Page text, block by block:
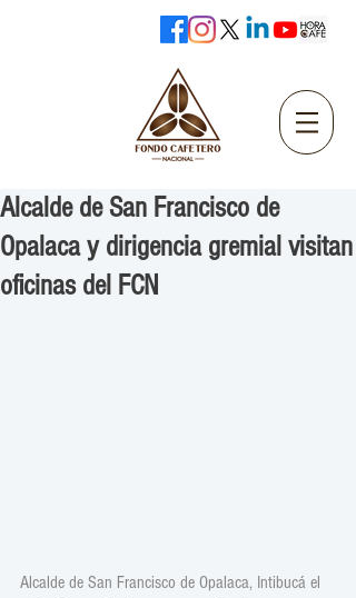
Alcalde de San Francisco de
Opalaca y dirigencia gremial visitan
oficinas del FCN
Alcalde de San Francisco de Opalaca, Intibucá el